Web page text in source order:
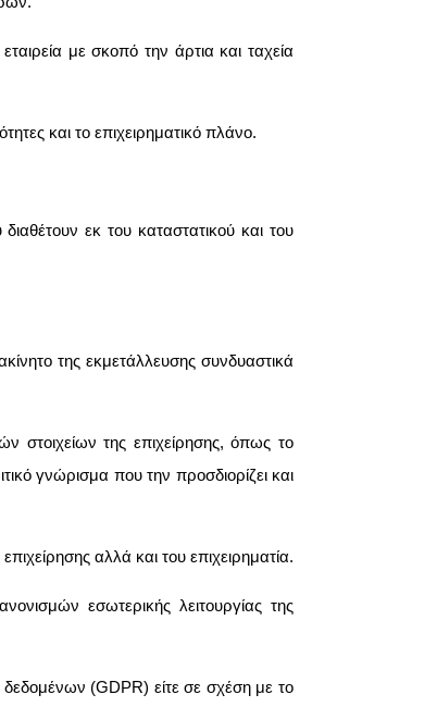
με σκοπό την άρτια και ταχεία
και το επιχειρηματικό πλάνο.
εκ του καταστατικού και του
της εκμετάλλευσης συνδυαστικά
στοιχείων της επιχείρησης, όπως το
γνώρισμα που την προσδιορίζει και
αλλά και του επιχειρηματία.
εσωτερικής λειτουργίας της
(GDPR) είτε σε σχέση με το